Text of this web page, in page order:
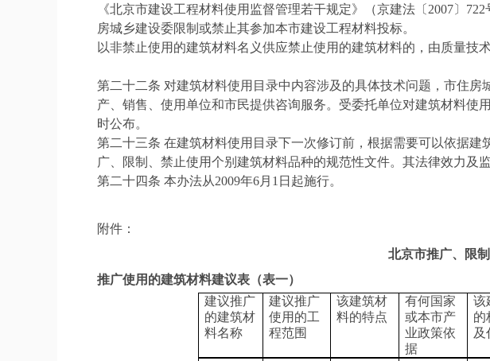
《北京市建设工程材料使用监督管理若干规定》（京建法〔2007〕
房城乡建设委限制或禁止其参加本市建设工程材料投标。
以非禁止使用的建筑材料名义供应禁止使用的建筑材料的，由质量技
第二十二条 对建筑材料使用目录中内容涉及的具体技术问题，市住
产、销售、使用单位和市民提供咨询服务。受委托单位对建筑材料
时公布。
第二十三条 在建筑材料使用目录下一次修订前，根据需要可以依据
广、限制、禁止使用个别建筑材料品种的规范性文件。其法律效力及
第二十四条 本办法从2009年6月1日起施行。
附件：
北京市推广、限
推广使用的建筑材料建议表（表一）
建议推广
的建筑材
料名称
建议推广
使用的工
程范围
该建筑材
料的特点
有何国家
或本市产
业政策依
据
该
的
及